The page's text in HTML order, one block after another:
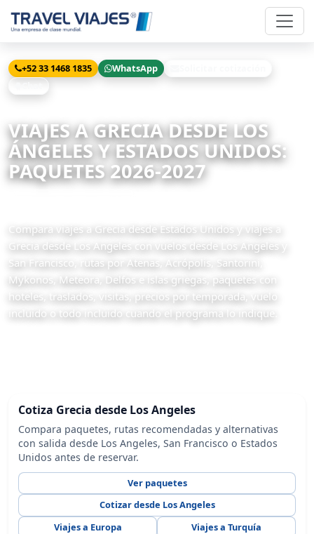
+52 33 1468 1835 WhatsApp
VIAJES A GRECIA DESDE LOS
ÁNGELES Y ESTADOS UNIDOS:
PAQUETES 2026-2027
Compara viajes a Grecia desde Estados Unidos y viajes a
Grecia desde Los Angeles con vuelos desde Los Angeles y
San Francisco, rutas por Atenas, Acrópolis, Santorini,
Mykonos, Meteora, Delfos e islas griegas, paquetes con
hoteles, traslados, visitas, precios por temporada, vuelo
incluido o todo incluido cuando el programa lo indique.
Cotiza Grecia desde Los Angeles
Compara paquetes, rutas recomendadas y alternativas
con salida desde Los Angeles, San Francisco o Estados
Unidos antes de reservar.
Ver paquetes
Cotizar desde Los Angeles
Viajes a Europa
Viajes a Turquía